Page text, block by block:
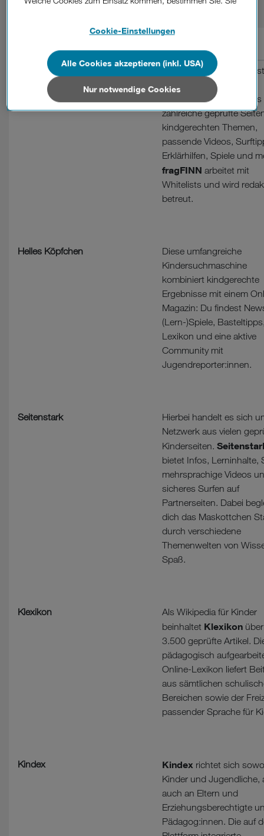
Beschreibung
fragFINN
Die grüne Raupe FINN ist
Hüterin dieser beliebten
Kindersuchmaschine.
zahlreiche geprüfte
kindgerechten Themen,
passende Videos,
Erklärhilfen, Spiele und
fragFINN arbeitet mit
Whitelists und wird
betreut.
Helles Köpfchen
Diese umfangreiche
Kindersuchmaschine
kombiniert kindgerechte
Ergebnisse mit einem
Magazin: Du findest
(Lern-)Spiele,
Lexikon und eine aktive
Community mit
Jugendreporter:innen.
Seitenstark
Hierbei handelt es sich
Netzwerk aus vielen
Kinderseiten.
bietet Infos, Lerninhalte,
mehrsprachige Videos
sicheres Surfen auf
Partnerseiten. Dabei
dich das Maskottchen
durch verschiedene
Themenwelten von
Spaß.
Klexikon
Als Wikipedia für Kinder
beinhaltet Klexikon über
3.500 geprüfte Artikel.
pädagogisch
Online-Lexikon liefert
aus sämtlichen
Bereichen sowie der
passender Sprache für
Kindex Kindex richtet sich
Kinder und Jugendliche,
auch an Eltern und
Erziehungsberechtigte
Pädagog:innen. Die auf
Details und alle Optionen finden Sie unter „Cookie-
Wenn Sie allen Cookies zustimmen, werden auch Cookies
von Drittanbietern verarbeitet, die Ihre Daten in Ländern
außerhalb der europäischen Union (z.B. in den USA)
verarbeiten. Sie unterliegen keinem EU-konformen
Datenschutzniveau und es stehen keine wirksamen
Cookies von Unternehmen in Drittstaaten, die ein ähnliches
Datenschutzniveau wie in der Europäischen Union aufweisen
(z.B. Data Privacy Framework), werden wie europäische
Cookie-Einstellungen
Nur notwendige Cookies
Alle Cookies akzeptieren (inkl. USA)